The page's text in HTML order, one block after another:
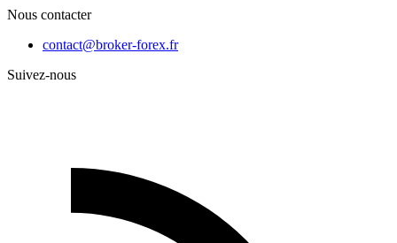
Nous contacter
contact@broker-forex.fr
Suivez-nous